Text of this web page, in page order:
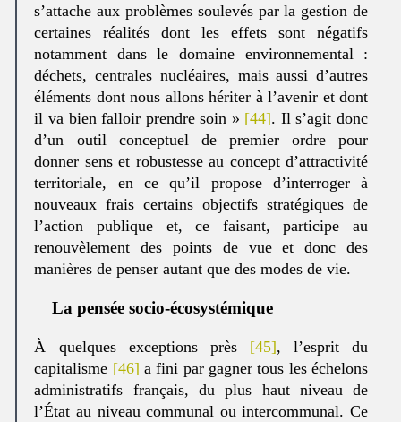
s’attache aux problèmes soulevés par la gestion de
certaines réalités dont les effets sont négatifs
notamment dans le domaine environnemental :
déchets, centrales nucléaires, mais aussi d’autres
éléments dont nous allons hériter à l’avenir et dont
il va bien falloir prendre soin » [44]. Il s’agit donc
d’un outil conceptuel de premier ordre pour
donner sens et robustesse au concept d’attractivité
territoriale, en ce qu’il propose d’interroger à
nouveaux frais certains objectifs stratégiques de
l’action publique et, ce faisant, participe au
renouvèlement des points de vue et donc des
manières de penser autant que des modes de vie.
La pensée socio-écosystémique
À quelques exceptions près [45], l’esprit du
capitalisme [46] a fini par gagner tous les échelons
administratifs français, du plus haut niveau de
l’État au niveau communal ou intercommunal. Ce